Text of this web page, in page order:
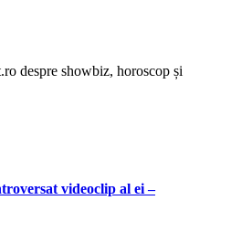
despre showbiz, horoscop și
videoclip al ei –